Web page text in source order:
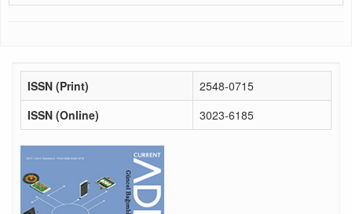
ISSN (Print)
2548-0715
ISSN (Online)
3023-6185